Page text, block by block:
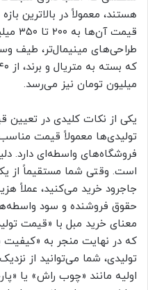
هستند، معمولاً در بالاترین
طراحی‌های مینیمال‌تر، طیف
میلیون تومان نیز می‌رسد.
یکی از نکات کلیدی در تعیین
تولیدی‌ها معمولاً قیمت
فروشگاه‌های واسطه‌ای دارد.
است. وقتی شما مستقیماً از یک
جاجرود خرید می‌کنید، عملاً
حقوق فروشنده و سود
معنای خرید مبل با «قیمت
که در نهایت منجر به «کیفیت
تولیدی، شما می‌توانید از نزدیک
اولیه مانند «چوب راش» یا